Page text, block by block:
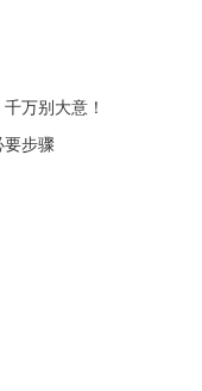
万别大意！
步骤